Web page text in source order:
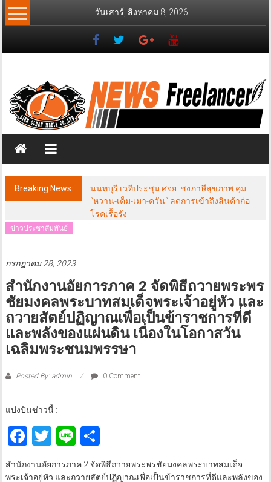
Skip
to
วันเสาร์, สิงหาคม 8, 2026
News
Freelancer
วส์
ฟรี
แลน
เซอร์
Breaking News:
นนทบุรี เวทีประชุม ศจย. ชงภาษีสุขภาพ คุม
“หวาน-เค็ม-เมา-ควัน“ ลดการเข้าถึงสินค้าก่อ
โรคเรื้อรัง
ข่าวประชาสัมพันธ์
กรกฎาคม 28, 2023
สำนักงานอัยการภาค 2 จัดพิธีถวายพระพร
ชัยมงคลพระบาทสมเด็จพระเจ้าอยู่หัว และ
ถวายสัตย์ปฏิญาณเพื่อเป็นข้าราชการที่ดี
และพลังของแผ่นดิน เนื่องในโอกาสวัน
เฉลิมพระชนมพรรษา
Posted By: admin 0 Comment
แบ่งปันข่าวนี้ :
Facebook
Twitter
LineShare
สำนักงานอัยการภาค 2 จัดพิธีถวายพระพรชัยมงคลพระบาทสมเด็จ
พระเจ้าอยู่หัว และถวายสัตย์ปฏิญาณเพื่อเป็นข้าราชการที่ดีและพลังของ